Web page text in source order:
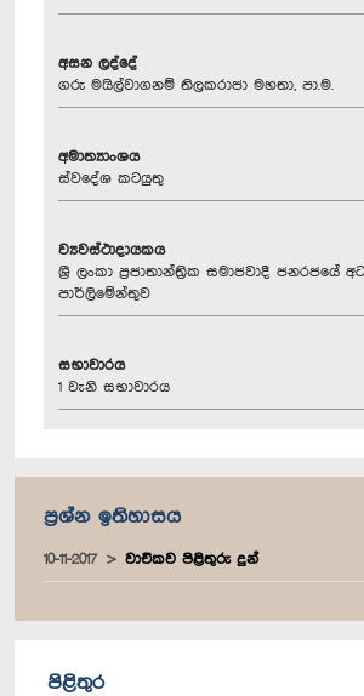
අසන ලද්දේ
ගරු මයිල්වාගනම් තිලකරාජා මහතා, පා.ම.
අමාත්‍යාංශය
ස්වදේශ කටයුතු
ව්‍යවස්ථාදායකය
ශ්‍රී ලංකා ප්‍රජාතාන්ත්‍රික සමාජවාදී ජනරජයේ
පාර්ලිමේන්තුව
සභාවාරය
1 වැනි සභාවාරය
ප්‍රශ්න ඉතිහාසය
10-11-2017 වාචිකව පිළිතුරු දුන්
පිළිතුර